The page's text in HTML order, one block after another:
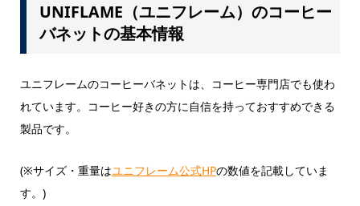
UNIFLAME（ユニフレーム）のコーヒー
バネットの基本情報
ユニフレームのコーヒーバネットは、コーヒー専門店でも使わ
れています。コーヒー好きの方に自信を持っておすすめできる
製品です。
(※サイズ・重量はユニフレーム公式HPの数値を記載していま
す。)